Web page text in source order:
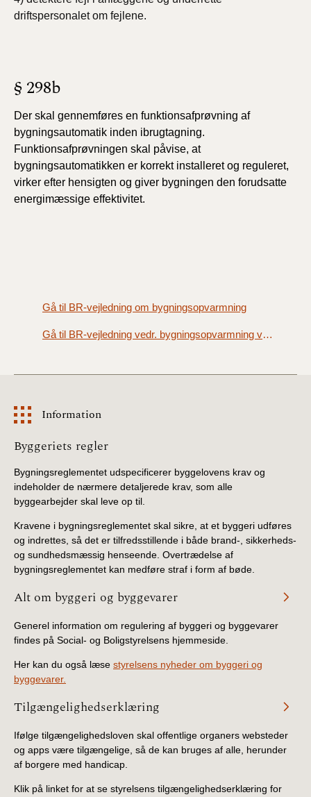
driftspersonalet om fejlene.
§ 298b
Der skal gennemføres en funktionsafprøvning af
bygningsautomatik inden ibrugtagning.
Funktionsafprøvningen skal påvise, at
bygningsautomatikken er korrekt installeret og reguleret,
virker efter hensigten og giver bygningen den forudsatte
energimæssige effektivitet.
Gå til BR-vejledning om bygningsopvarmning
Gå til BR-vejledning vedr. bygningsopvarmning ved væsentlige ombygninger og forandringer
Information
Information
Byggeriets regler
Bygningsreglementet udspecificerer byggelovens krav og
indeholder de nærmere detaljerede krav, som alle
byggearbejder skal leve op til.
Kravene i bygningsreglementet skal sikre, at et byggeri udføres
og indrettes, så det er tilfredsstillende i både brand-, sikkerheds-
og sundhedsmæssig henseende. Overtrædelse af
bygningsreglementet kan medføre straf i form af bøde.
Alt om byggeri og byggevarer
Generel information om regulering af byggeri og byggevarer
findes på Social- og Boligstyrelsens hjemmeside.
Her kan du også læse styrelsens nyheder om byggeri og
byggevarer.
Tilgængelighedserklæring
Ifølge tilgængelighedsloven skal offentlige organers websteder
og apps være tilgængelige, så de kan bruges af alle, herunder
af borgere med handicap.
Klik på linket for at se styrelsens tilgængelighedserklæring for